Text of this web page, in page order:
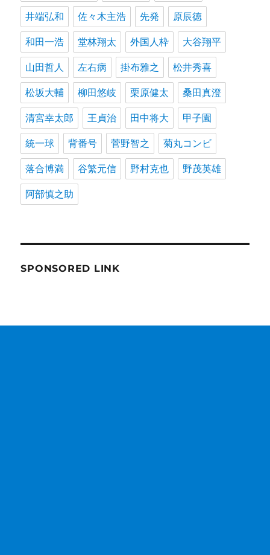
井端弘和 佐々木主浩 先発 原辰徳
和田一浩 堂林翔太 外国人枠 大谷翔平
山田哲人 左右病 掛布雅之 松井秀喜
松坂大輔 柳田悠岐 栗原健太 桑田真澄
清宮幸太郎 王貞治 田中将大 甲子園
統一球 背番号 菅野智之 菊丸コンビ
落合博満 谷繁元信 野村克也 野茂英雄
阿部慎之助
SPONSORED LINK